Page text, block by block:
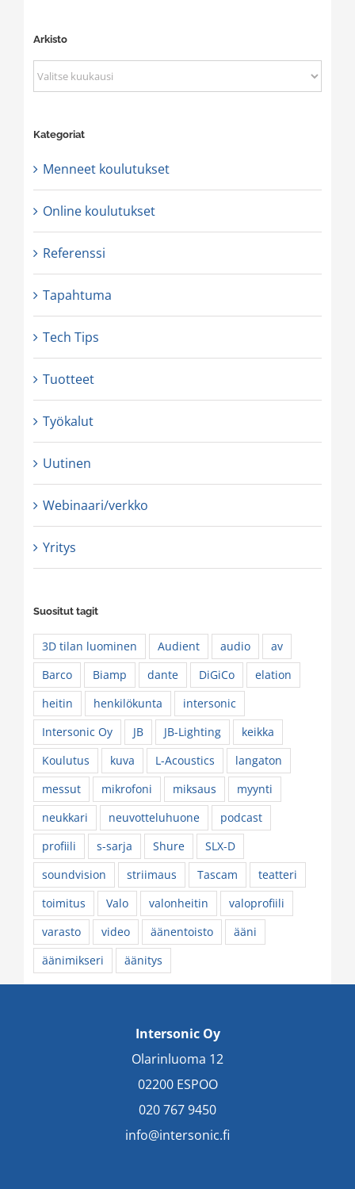
Arkisto
Arkisto
Kategoriat
Menneet koulutukset
Online koulutukset
Referenssi
Tapahtuma
Tech Tips
Tuotteet
Työkalut
Uutinen
Webinaari/verkko
Yritys
Suositut tagit
3D tilan luominen Audient audio
av
Barco
Biamp dante DiGiCo
elation
heitin
henkilökunta
intersonic
Intersonic Oy
JB JB-Lighting
keikka
Koulutus
kuva L-Acoustics
langaton
messut
mikrofoni miksaus
myynti
neukkari
neuvotteluhuone
podcast
profiili
s-sarja Shure
SLX-D
soundvision
striimaus Tascam
teatteri
toimitus
Valo valonheitin
valoprofiili
varasto
video äänentoisto
ääni
äänimikseri
äänitys
Intersonic Oy
Olarinluoma 12
02200 ESPOO
020 767 9450
info@intersonic.fi